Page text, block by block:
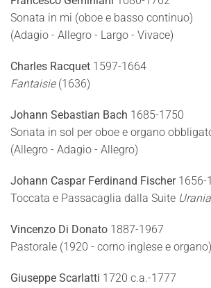
Sonata in mi (oboe e basso continuo)
(Adagio - Allegro - Largo - Vivace)
Charles Racquet 1597-1664
Fantaisie
Johann Sebastian Bach 1685-1750
Sonata in sol per oboe e organo
(Allegro - Adagio - Allegro)
Johann Caspar Ferdinand Fischer1656-
Toccata e Passacaglia dalla Suite Urania
Vincenzo Di Donato 1887-1967
Pastorale (1920 - corno inglese e organo)
Giuseppe Scarlatti 1720 c.a.-1777